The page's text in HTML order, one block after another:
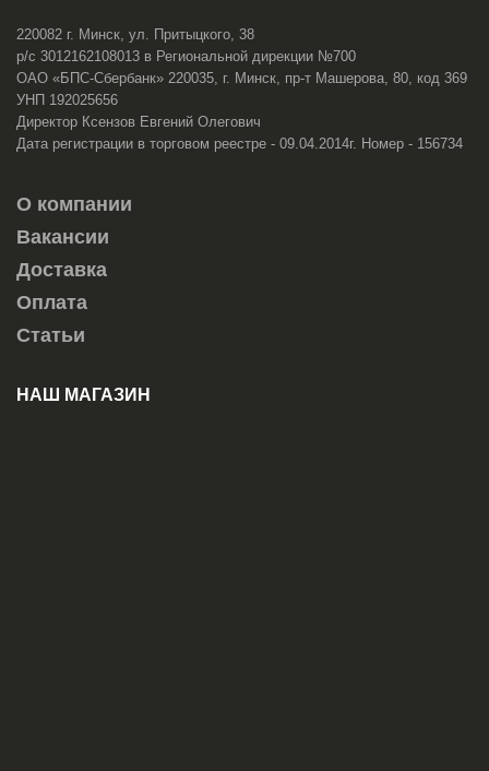
220082 г. Минск, ул. Притыцкого, 38
р/с 3012162108013 в Региональной дирекции №700
ОАО «БПС-Сбербанк» 220035, г. Минск, пр-т Машерова, 80, код 369
УНП 192025656
Директор Ксензов Евгений Олегович
Дата регистрации в торговом реестре - 09.04.2014г. Номер - 156734
О компании
Вакансии
Доставка
Оплата
Статьи
НАШ МАГАЗИН